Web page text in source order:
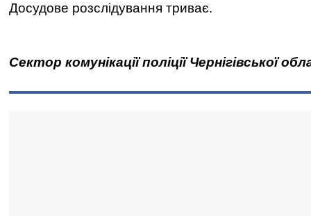
Досудове розслідування триває.
Сектор комунікації поліції Чернігівської